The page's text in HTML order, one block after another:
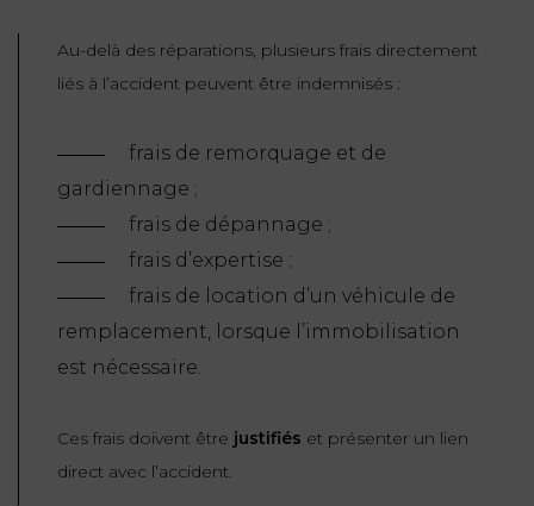
Au-delà des réparations, plusieurs frais directement
liés à l’accident peuvent être indemnisés :
frais de remorquage et de
gardiennage ;
frais de dépannage ;
frais d’expertise ;
frais de location d’un véhicule de
remplacement, lorsque l’immobilisation
est nécessaire.
Ces frais doivent être justifiés et présenter un lien
direct avec l’accident.